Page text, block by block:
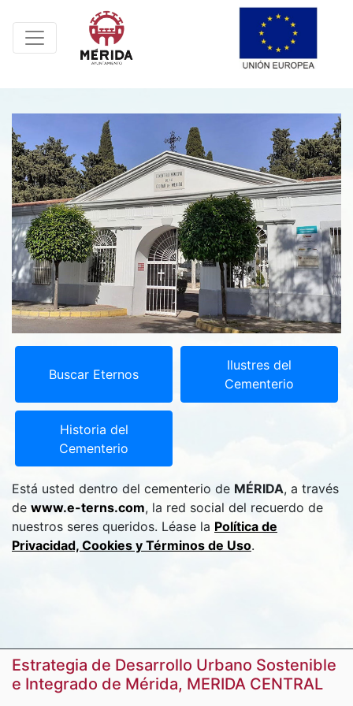
Buscar Eternos
Ilustres del
Cementerio
Historia del
Cementerio
Está usted dentro del cementerio de MÉRIDA, a través
de www.e-terns.com, la red social del recuerdo de
nuestros seres queridos. Léase la Política de
Privacidad, Cookies y Términos de Uso.
Estrategia de Desarrollo Urbano Sostenible
e Integrado de Mérida, MERIDA CENTRAL